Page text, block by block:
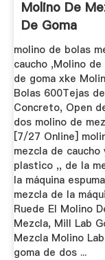
Molino De
De Goma
molino de bolas
caucho ,Molino de
de goma xke
Bolas 600Tejas de
Concreto, Open
dos molino de
[7/27 Online]
mezcla de caucho
plastico ,, de la
la máquina
mezcla de la
Ruede El Molino
Mezcla, Mill Lab
Mezcla Molino
goma de dos ...